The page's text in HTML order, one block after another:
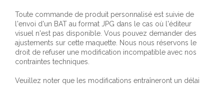
Toute commande de produit personnalisé est suivie de
l'envoi d'un BAT au format JPG dans le cas où l'éditeur
visuel n'est pas disponible. Vous pouvez demander des
ajustements sur cette maquette. Nous nous réservons le
droit de refuser une modification incompatible avec nos
contraintes techniques.
Veuillez noter que les modifications entraîneront un délai